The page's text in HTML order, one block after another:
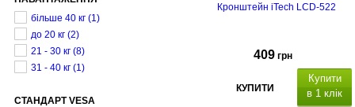
більше 40 кг (1)
до 20 кг (2)
21 - 30 кг (8)
31 - 40 кг (1)
СТАНДАРТ VESA
Кронштейн iTech LCD-522
409 грн
КУПИТИ
Купити
в 1 клік